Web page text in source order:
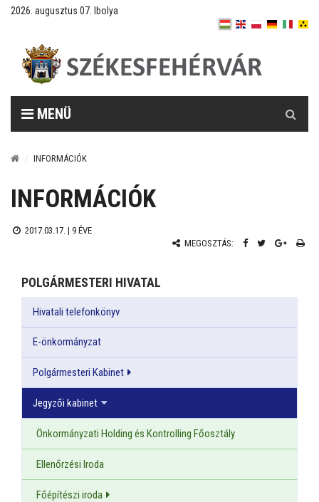
2026. augusztus 07. Ibolya
MENÜ
INFORMÁCIÓK
INFORMÁCIÓK
2017.03.17. | 9 ÉVE
MEGOSZTÁS:
POLGÁRMESTERI HIVATAL
Hivatali telefonkönyv
E-önkormányzat
Polgármesteri Kabinet
Jegyzői kabinet
Önkormányzati Holding és Kontrolling Főosztály
Ellenőrzési Iroda
Főépítészi iroda